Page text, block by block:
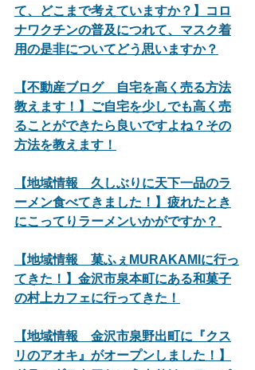
て、どこまで考えていますか？】コロ
ナワクチンの普及につれて、マスク着
用の是非についてどう思いますか？
【不動産ブログ　自宅を高く売る方法
教えます！】ご自宅を少しでも高く売
ることができたら良いですよね？その
方法を教えます！
【地域情報　久しぶりに天下一品のラ
ーメン食べてきました！】疲れたとき
にこってりラーメンいかがですか？
【地域情報　菓ふぇMURAKAMIに行っ
てきた！】金沢市泉本町にある和菓子
の村上カフェに行ってきた！
【地域情報　金沢市泉野出町に『クス
リのアオキ』がオープンしました！】